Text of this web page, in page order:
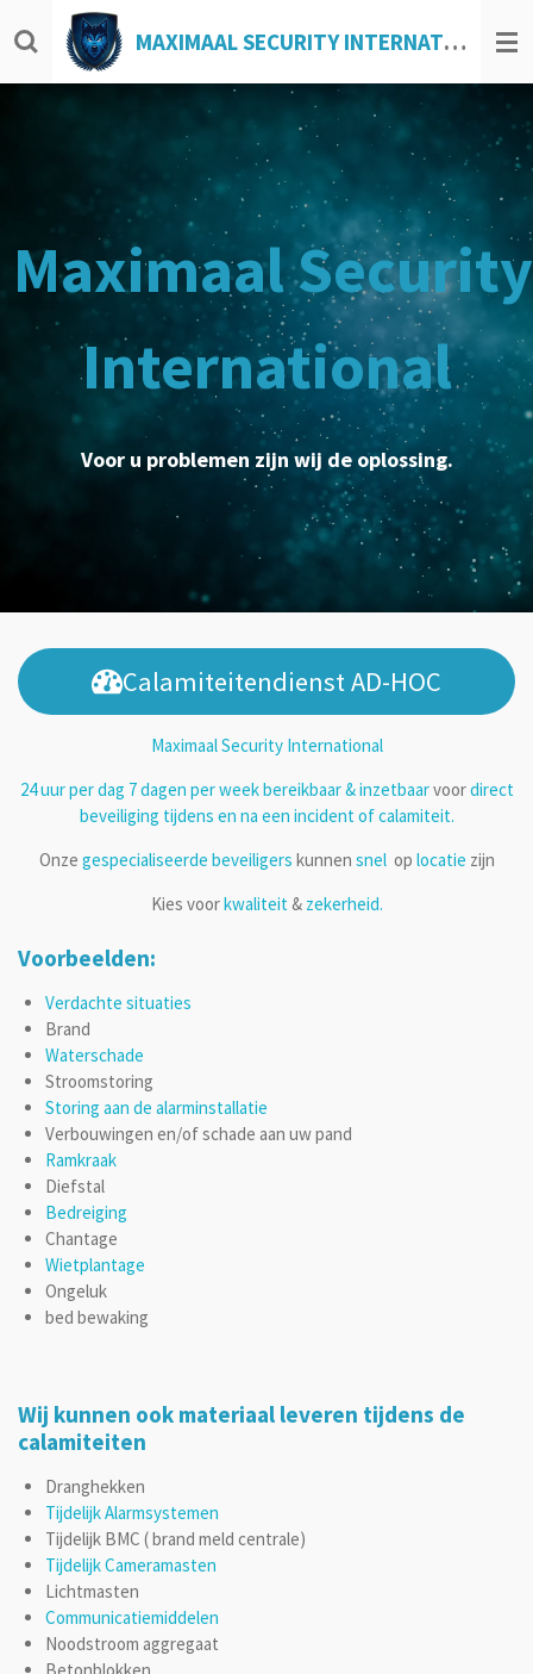
direct
MAXIMAAL SECURITY INTERNATIONAL
Maximaal Security
International
Voor u problemen zijn wij de oplossing.
Calamiteitendienst AD-HOC
Maximaal Security International
24 uur per dag 7 dagen per week bereikbaar & inzetbaarvoordirect
beveiliging tijdens en na een incident of calamiteit.
Onze gespecialiseerde beveiligers kunnen snelop locatie zijn
Kies voorkwaliteit& zekerheid.
Voorbeelden:
Verdachte situaties
Brand
Waterschade
Stroomstoring
Storing aan de alarminstallatie
Verbouwingen en/of schade aan uw pand
Ramkraak
Diefstal
Bedreiging
Chantage
Wietplantage
Ongeluk
bed bewaking
Wij kunnen ook materiaal leveren tijdens de
calamiteiten
Dranghekken
Tijdelijk Alarmsystemen
Tijdelijk BMC ( brand meld centrale)
Tijdelijk Cameramasten
Lichtmasten
Communicatiemiddelen
Noodstroom aggregaat